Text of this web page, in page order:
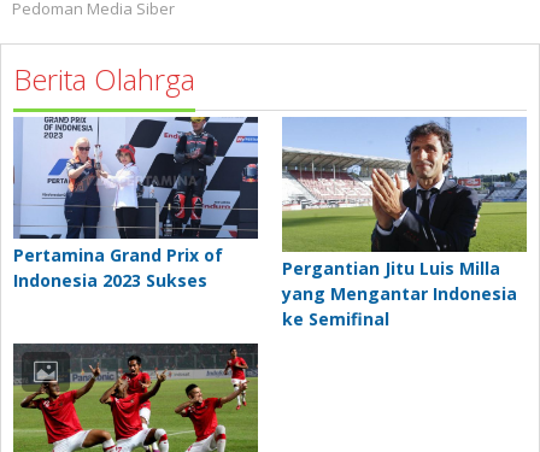
Pedoman Media Siber
Berita Olahrga
Pertamina Grand Prix of
Indonesia 2023 Sukses
Pergantian Jitu Luis Milla
yang Mengantar Indonesia
ke Semifinal